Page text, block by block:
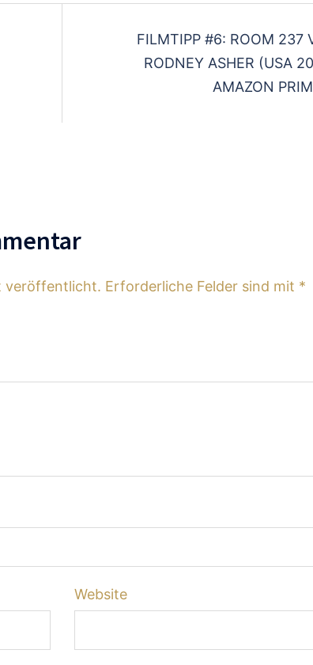
FILMTIPP #6: ROOM 237
RODNEY ASHER (USA
AMAZON
veröffentlicht. Erforderliche Felder sind mit *
Website